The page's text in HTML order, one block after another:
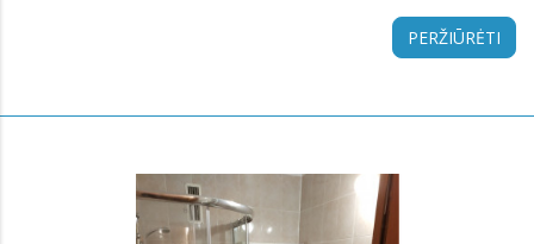
PERŽIŪRĖTI